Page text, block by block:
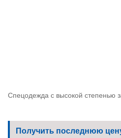
Получить последнюю